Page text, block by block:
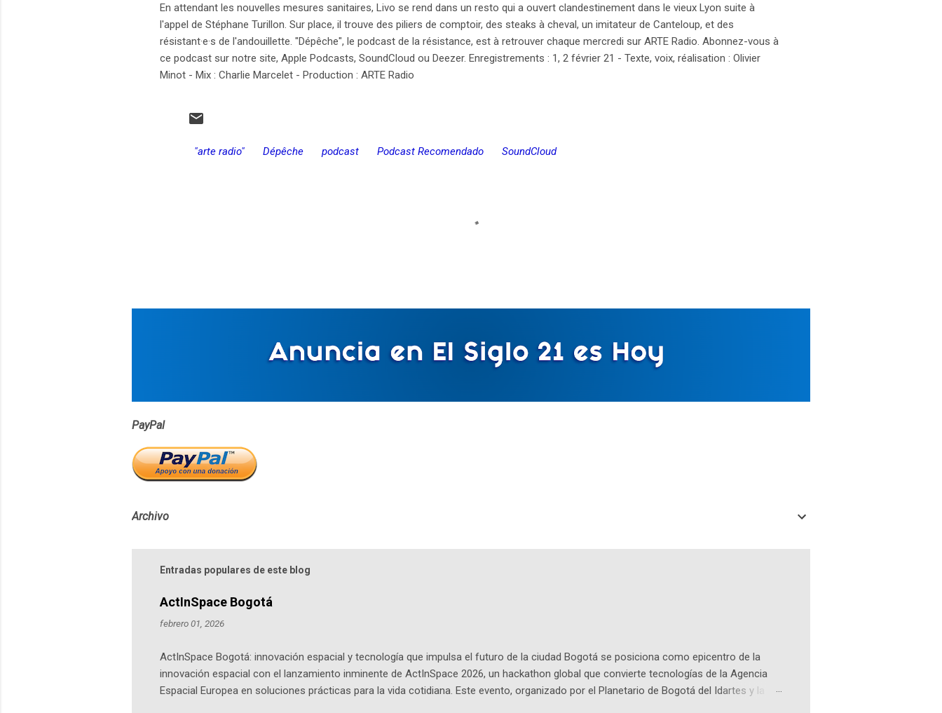
En attendant les nouvelles mesures sanitaires, Livo se rend dans un resto qui a ouvert clandestinement dans le vieux Lyon suite à
l'appel de Stéphane Turillon. Sur place, il trouve des piliers de comptoir, des steaks à cheval, un imitateur de Canteloup, et des
résistant·e·s de l'andouillette. "Dépêche", le podcast de la résistance, est à retrouver chaque mercredi sur ARTE Radio. Abonnez-vous à
ce podcast sur notre site, Apple Podcasts, SoundCloud ou Deezer. Enregistrements : 1, 2 février 21 - Texte, voix, réalisation : Olivier
Minot - Mix : Charlie Marcelet - Production : ARTE Radio
"arte radio" Dépêche podcast Podcast Recomendado SoundCloud
a
PayPal
Archivo
Entradas populares de este blog
ActInSpace Bogotá
febrero 01, 2026
ActInSpace Bogotá: innovación espacial y tecnología que impulsa el futuro de la ciudad Bogotá se posiciona como epicentro de la
innovación espacial con el lanzamiento inminente de ActInSpace 2026, un hackathon global que convierte tecnologías de la Agencia
Espacial Europea en soluciones prácticas para la vida cotidiana. Este evento, organizado por el Planetario de Bogotá del Idartes y la